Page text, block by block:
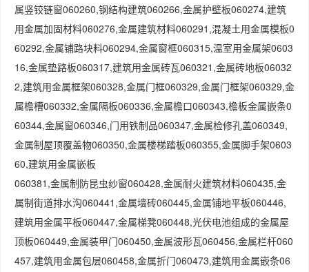
属竖铰链窗060260,钢结构建筑060266,金属护壁板060274,建筑
用金属加固材料060276,金属建筑材料060291,混凝土用金属模板0
60292,金属铺路块料060294,金属窗框060315,温室用金属架0603
16,金属垫路板060317,建筑用金属砖瓦060321,金属砖地板06032
2,建筑用金属框架060328,金属门框060329,金属门框架060329,金
属檐槽060332,金属隔板060336,金属檐口060343,檐板金属嵌条0
60344,金属窗060346,门用铁制品060347,金属检修孔盖060349,
金属制屋顶覆盖物060350,金属楼梯踏板060355,金属脚手架0603
60,建筑用金属嵌板
060381,金属制防昆虫纱窗060428,金属耐火建筑材料060435,金
属制街道排水沟060441,金属墙砖060445,金属铺地平板060446,
建筑用金属平板060447,金属梯凳060448,光伏电池组成的金属屋
顶板060449,金属装甲门060450,金属波形瓦060456,金属栏杆060
457,建筑用金属包层060458,金属折门060473,建筑用金属嵌条06